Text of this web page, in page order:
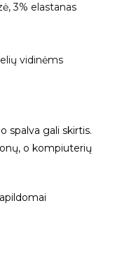
3% elastanas
vidinėms
spalva gali skirtis.
o kompiuterių